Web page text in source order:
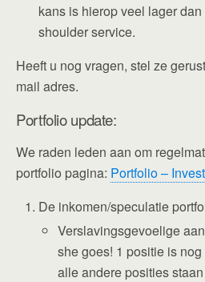
kans is hierop veel lager
shoulder service.
Heeft u nog vragen, stel ze
mail adres.
Portfolio update:
We raden leden aan om
portfolio pagina: Portfolio –
De inkomen/speculatie
Verslavingsgevoelige
she goes! 1 positie is
alle andere posities